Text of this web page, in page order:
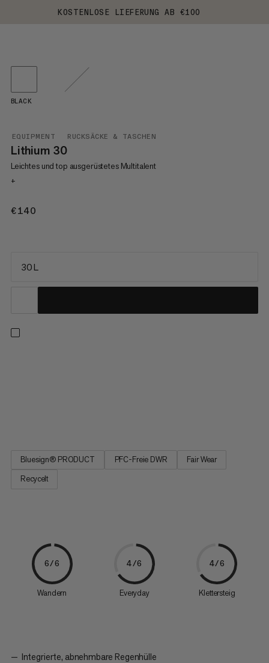
KOSTENLOSE LIEFERUNG AB €100
EQUIPMENT RUCKSÄCKE & TASCHEN
Lithium 30
Leichtes und top ausgerüstetes Multitalent
+
€140
BLACK
30 L
Bluesign® PRODUCT PFC-Freie DWR
Fair Wear
Recycelt
6/6
Wandern
4/6
Everyday
4/6
Klettersteig
Integrierte, abnehmbare Regenhülle